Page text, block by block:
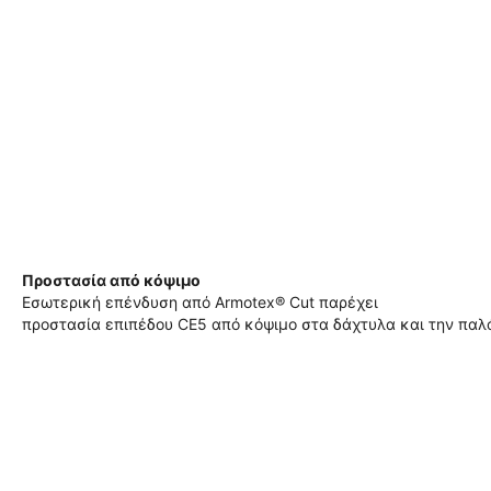
Προστασία από κόψιμο
Εσωτερική επένδυση από Armotex® Cut παρέχει
προστασία επιπέδου CE5 από κόψιμο στα δάχτυλα και την